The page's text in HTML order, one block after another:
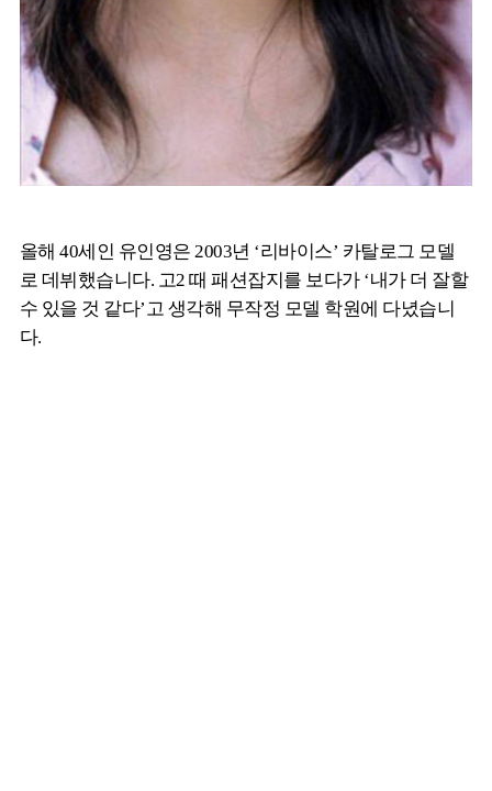
올해 40세인 유인영은 2003년 ‘리바이스’ 카탈로그 모델
로 데뷔했습니다. 고2 때 패션잡지를 보다가 ‘내가 더 잘할
수 있을 것 같다’고 생각해 무작정 모델 학원에 다녔습니
다.